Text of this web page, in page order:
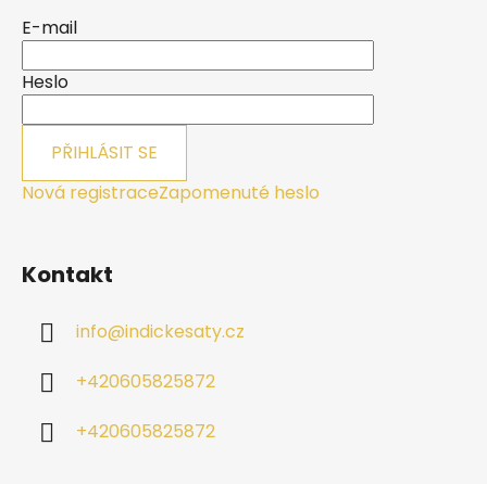
E-mail
Heslo
PŘIHLÁSIT SE
Nová registraceZapomenuté heslo
Kontakt
info@indickesaty.cz
+420605825872
+420605825872